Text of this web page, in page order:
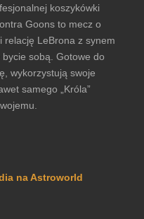
koszykówki
Goons to mecz o
relację LeBrona z synem
bycie sobą. Gotowe do
wykorzystują swoje
samego „Króla”
na Astroworld